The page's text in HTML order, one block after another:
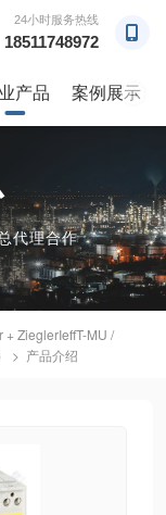
24小时服务热线
18511748972
→
产品 案例展示
代理合作
+ ZieglerIeffT-MU /
> 产品介绍